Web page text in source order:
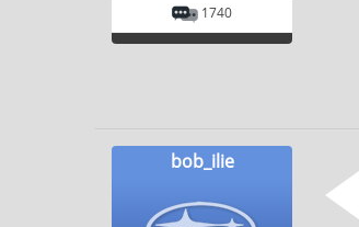
1740
bob_ilie